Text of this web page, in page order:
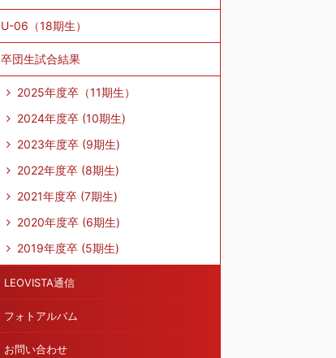
U-06（18期生）
卒団生試合結果
2025年度卒（11期生）
2024年度卒 (10期生)
2023年度卒 (9期生)
2022年度卒 (8期生)
2021年度卒 (7期生)
2020年度卒 (6期生)
2019年度卒 (5期生)
LEOVISTA通信
フォトアルバム
お問い合わせ